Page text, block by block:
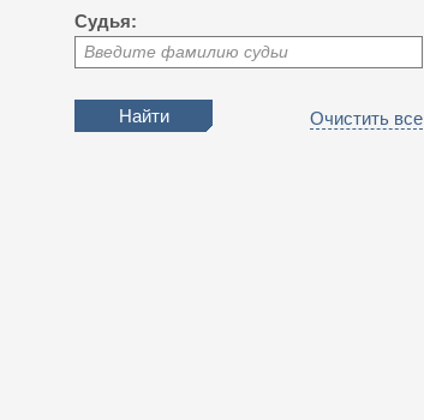
Судья:
Введите фамилию судьи
Очистить все